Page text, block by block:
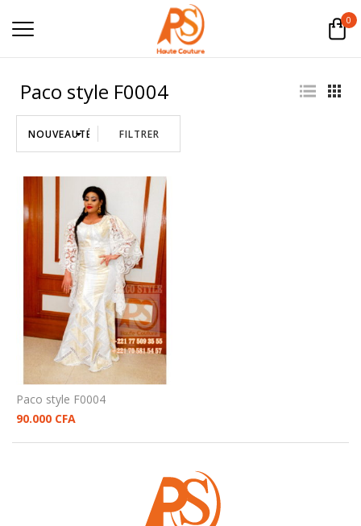
0
Paco style F0004
FILTRER
Paco style F0004
90.000 CFA